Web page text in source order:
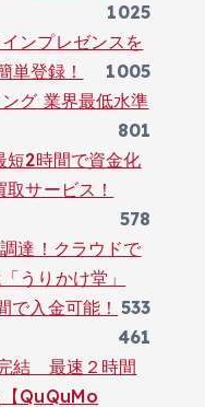
1025
ンプレゼンスを
登録！
1005
グ 業界最低水準
801
短2時間で資金化
サービス！
578
達！クラウドで
うりかけ堂」
533
で入金可能！
461
結 最速２時間
【QuQuMo